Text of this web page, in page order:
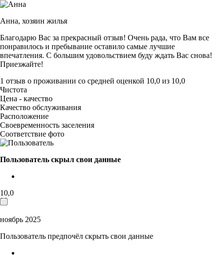
Анна, хозяин жилья
Благодарю Вас за прекрасный отзыв! Очень рада, что Вам все
понравилось и пребывание оставило самые лучшие
впечатления. С большим удовольствием буду ждать Вас снова!
Приезжайте!
1 отзыв о проживании со средней оценкой 10,0 из 10,0
Чистота
Цена - качество
Качество обслуживания
Расположение
Своевременность заселения
Соответствие фото
Пользователь скрыл свои данные
10,0
ноябрь 2025
Пользователь предпочёл скрыть свои данные